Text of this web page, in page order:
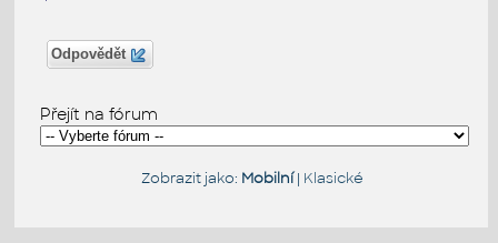
Odpovědět
Přejít na fórum
Zobrazit jako: Mobilní| Klasické